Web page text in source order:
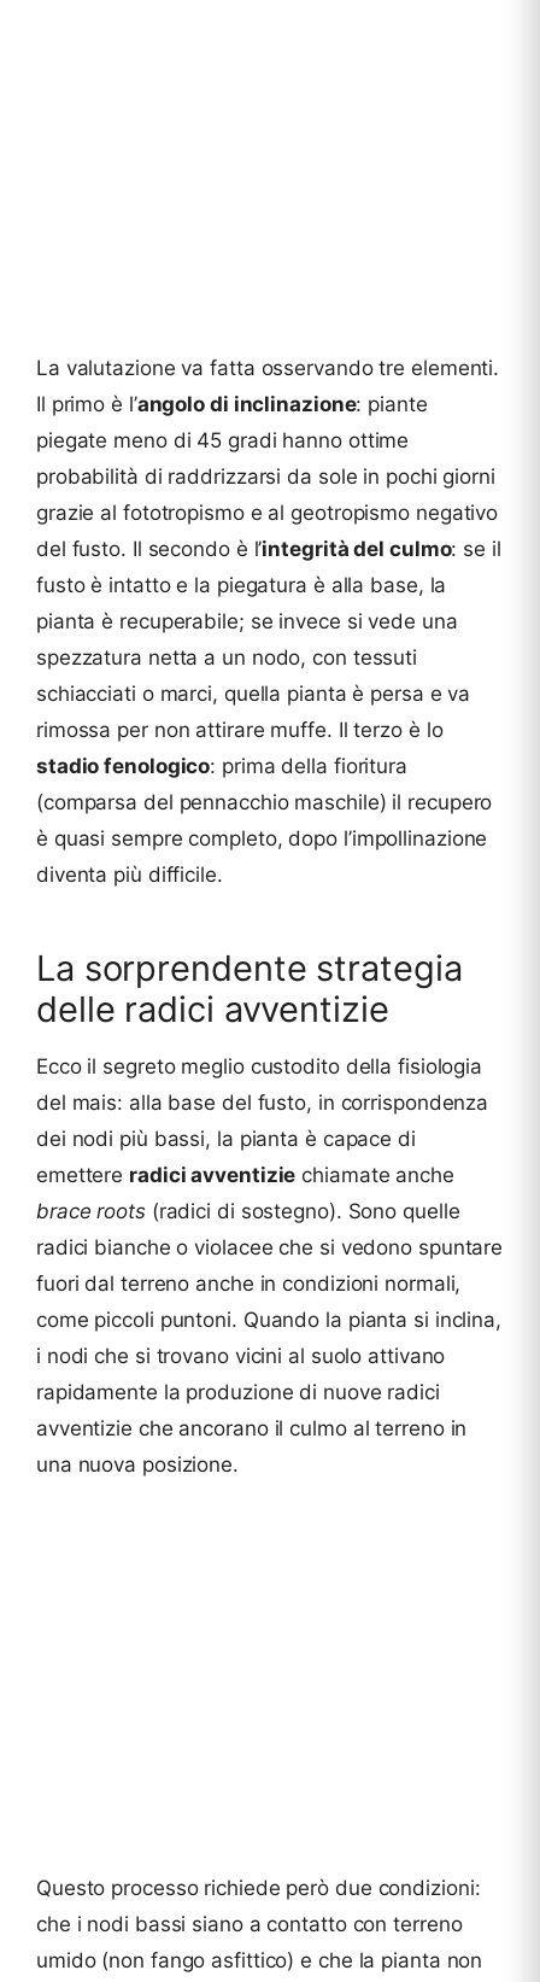
La valutazione va fatta osservando tre elementi.
Il primo è l’angolo di inclinazione: piante
piegate meno di 45 gradi hanno ottime
probabilità di raddrizzarsi da sole in pochi giorni
grazie al fototropismo e al geotropismo negativo
del fusto. Il secondo è l’integrità del culmo: se il
fusto è intatto e la piegatura è alla base, la
pianta è recuperabile; se invece si vede una
spezzatura netta a un nodo, con tessuti
schiacciati o marci, quella pianta è persa e va
rimossa per non attirare muffe. Il terzo è lo
stadio fenologico: prima della fioritura
(comparsa del pennacchio maschile) il recupero
è quasi sempre completo, dopo l’impollinazione
diventa più difficile.
La sorprendente strategia
delle radici avventizie
Ecco il segreto meglio custodito della fisiologia
del mais: alla base del fusto, in corrispondenza
dei nodi più bassi, la pianta è capace di
emettere radici avventizie chiamate anche
brace roots(radici di sostegno). Sono quelle
radici bianche o violacee che si vedono spuntare
fuori dal terreno anche in condizioni normali,
come piccoli puntoni. Quando la pianta si inclina,
i nodi che si trovano vicini al suolo attivano
rapidamente la produzione di nuove radici
avventizie che ancorano il culmo al terreno in
una nuova posizione.
Questo processo richiede però due condizioni:
che i nodi bassi siano a contatto con terreno
umido (non fango asfittico) e che la pianta non